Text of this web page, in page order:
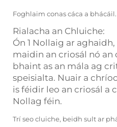
Foghlaim conas cáca a bhácáil.
Rialacha an Chluiche:
Ón 1 Nollaig ar
maidin an criosál nó an
bhaint as an mála ag
speisialta. Nuair a
is féidir leo an criosál a
Nollag féin.
Trí seo cluiche, beidh sult ar